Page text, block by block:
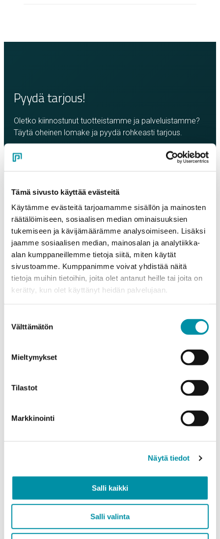
Tämä sivusto käyttää evästeitä
Käytämme evästeitä tarjoamamme sisällön ja mainosten
räätälöimiseen, sosiaalisen median ominaisuuksien
tukemiseen ja kävijämäärämme analysoimiseen. Lisäksi
jaamme sosiaalisen median, mainosalan ja analytiikka-
alan kumppaneillemme tietoja siitä, miten käytät
sivustoamme. Kumppanimme voivat yhdistää näitä
tietoja muihin tietoihin, joita olet antanut heille tai joita on
kerätty, kun olet käyttänyt heidän palvelujaan.
valinta
Välttämätön
Mieltymykset
Tilastot
Markkinointi
Näytä tiedot
Salli kaikki
Salli valinta
Pyydä tarjous!
Oletko kiinnostunut tuotteistamme ja palveluistamme?
Täytä oheinen lomake ja pyydä rohkeasti tarjous.
Olemme sinuun yhteydessä mahdollisimman pian!
Yritys*
Yhteyshenkilö*
Puhelinnumero
Tuotteet
Valitse tuote ja syötä tilauksen määrä metreinä. Huomioithan, että
Määrä (m)
EN AW-6063 (min. 250kg)